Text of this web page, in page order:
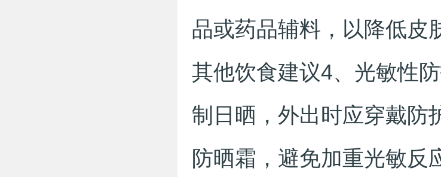
品或药品辅料，以降低皮
其他饮食建议4、光敏性
制日晒，外出时应穿戴防
防晒霜，避免加重光敏反